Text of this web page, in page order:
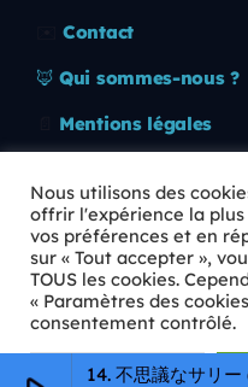
14. 不思議なサリ
Contact
🦊 Qui sommes-nous ?
Mentions légales
🛡️ RGPD
Copyright © 2026
Nous utilisons des
offrir l'expérience la
vos préférences et en
sur « Tout accepter »,
TOUS les cookies.
« Paramètres des
consentement contrôlé.
Paramètres Cookie